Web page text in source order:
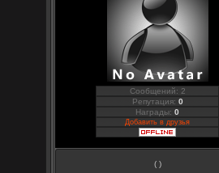
Сообщений: 2
Репутация: 0
Награды:0
Добавить в друзья
( )